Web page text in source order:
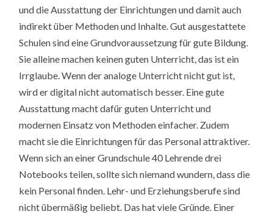
und die Ausstattung der Einrichtungen und damit auch
indirekt über Methoden und Inhalte. Gut ausgestattete
Schulen sind eine Grundvoraussetzung für gute Bildung.
Sie alleine machen keinen guten Unterricht, das ist ein
Irrglaube. Wenn der analoge Unterricht nicht gut ist,
wird er digital nicht automatisch besser. Eine gute
Ausstattung macht dafür guten Unterricht und
modernen Einsatz von Methoden einfacher. Zudem
macht sie die Einrichtungen für das Personal attraktiver.
Wenn sich an einer Grundschule 40 Lehrende drei
Notebooks teilen, sollte sich niemand wundern, dass die
kein Personal finden. Lehr- und Erziehungsberufe sind
nicht übermäßig beliebt. Das hat viele Gründe. Einer